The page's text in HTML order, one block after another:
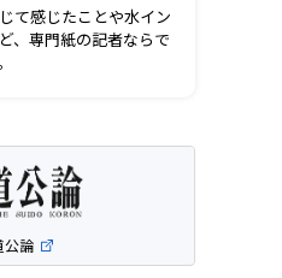
て感じたことや水イン
、専門紙の記者ならで
公論